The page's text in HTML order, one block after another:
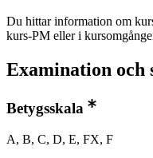
Du hittar information om
kurs-PM eller i
Examination och
Betygsskala
A, B, C, D, E, FX, F